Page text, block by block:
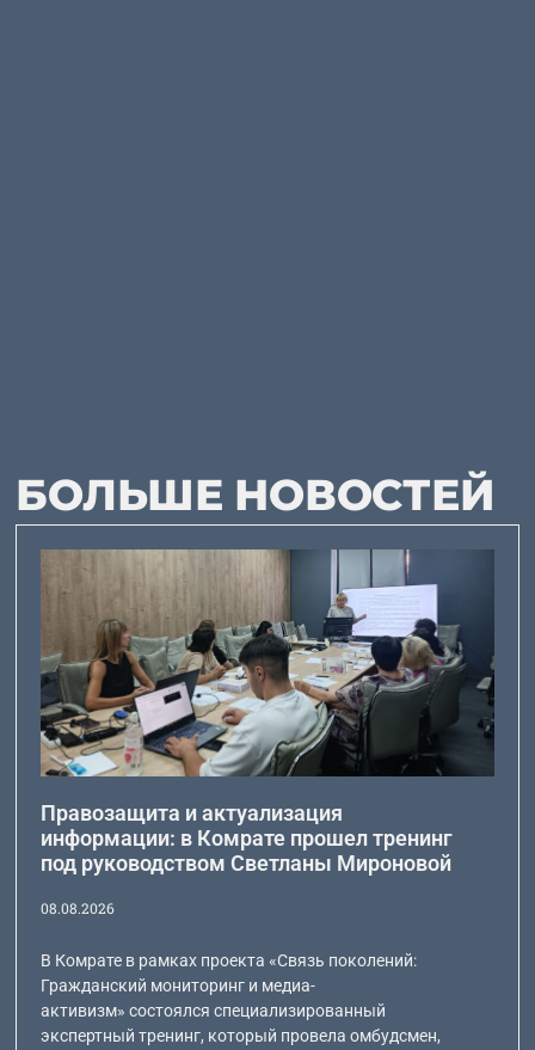
БОЛЬШЕ НОВОСТЕЙ
Правозащита и актуализация
информации: в Комрате прошел тренинг
под руководством Светланы Мироновой
08.08.2026
В Комрате в рамках проекта «Связь поколений:
Гражданский мониторинг и медиа-
активизм» состоялся специализированный
экспертный тренинг, который провела омбудсмен,